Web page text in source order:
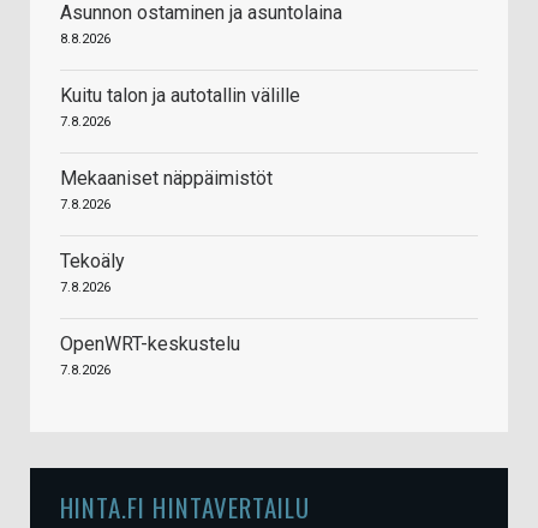
Asunnon ostaminen ja asuntolaina
8.8.2026
Kuitu talon ja autotallin välille
7.8.2026
Mekaaniset näppäimistöt
7.8.2026
Tekoäly
7.8.2026
OpenWRT-keskustelu
7.8.2026
HINTA.FI HINTAVERTAILU